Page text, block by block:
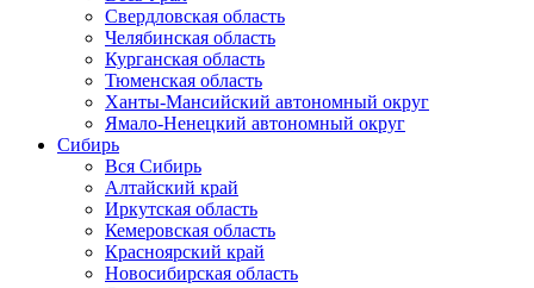
Свердловская область
Челябинская область
Курганская область
Тюменская область
Ханты-Мансийский автономный округ
Ямало-Ненецкий автономный округ
Сибирь
Вся Сибирь
Алтайский край
Иркутская область
Кемеровская область
Красноярский край
Новосибирская область